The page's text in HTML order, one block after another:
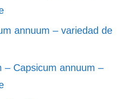
annuum – variedad de
– Capsicum annuum –